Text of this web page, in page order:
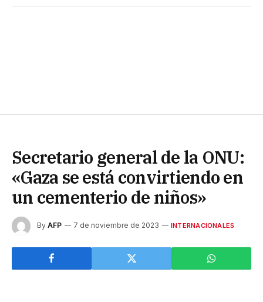
Secretario general de la ONU:
«Gaza se está convirtiendo en
un cementerio de niños»
By AFP 7 de noviembre de 2023 INTERNACIONALES